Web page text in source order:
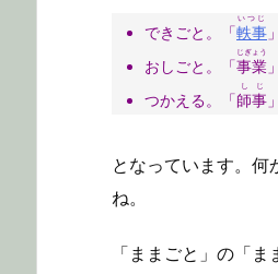
できごと。「軼事
いつじ
おしごと。「事業
じぎょう
つかえる。「師事
しじ
となっています。何
ね。
「ままごと」の「